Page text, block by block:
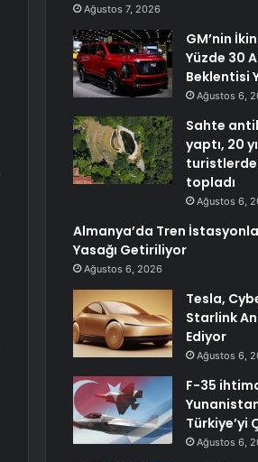
Ağustos 7, 2026
GM’nin
Yüzde 30
Beklentisi
Ağustos 6,
Sahte
yaptı, 20
topladı
Ağustos 6,
Almanya’da Tren
Yasağı Getiriliyor
Ağustos 6, 2026
Tesla,
Starlink
Ediyor
Ağustos 6,
F-35
Türkiye’yi
Ağustos 6,